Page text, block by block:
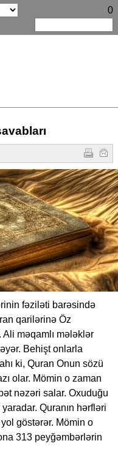
0
fəziləti barəsində
qarilərinə Öz
məqamlı mələklər
Behişt onlarla
ki, Quran Onun sözü
olar. Mömin o zaman
nəzəri salar. Oxuduğu
Quranın hərfləri
göstərər. Mömin o
313 peyğəmbərlərin